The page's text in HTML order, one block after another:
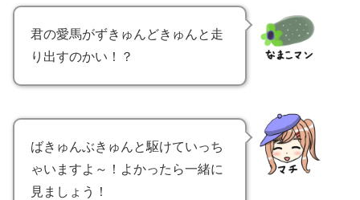
君の愛馬がずきゅんどきゅんと走
り出すのかい！？
ばきゅんぶきゅんと駆けていっち
ゃいますよ～！よかったら一緒に
見ましょう！